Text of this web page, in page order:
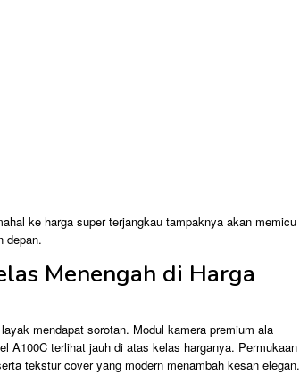
ke harga super terjangkau tampaknya akan memicu
depan.
Menengah di Harga
mendapat sorotan. Modul kamera premium ala
A100C terlihat jauh di atas kelas harganya. Permukaan
tekstur cover yang modern menambah kesan elegan.